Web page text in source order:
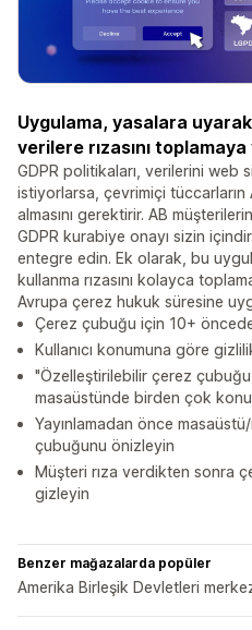
Uygulama, yasalara
verilere rızasını toplamaya
GDPR politikaları, verilerini web
istiyorlarsa, çevrimiçi
almasını gerektirir. AB
GDPR kurabiye onayı sizin
entegre edin. Ek olarak, bu
kullanma rızasını kolayca
Avrupa çerez hukuk süresine
Çerez çubuğu için 10+
Kullanıcı konumuna göre
"Özelleştirilebilir çerez
masaüstünde birden çok konu
Yayınlamadan önce
çubuğunu önizleyin
Müşteri rıza verdikten sonra
gizleyin
Benzer mağazalarda popüler
Amerika Birleşik Devletleri